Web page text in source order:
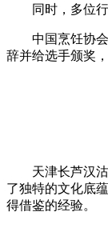
同时，多位
中国烹饪协
辞并给选手颁奖
天津长芦汉
了独特的文化底
得借鉴的经验。